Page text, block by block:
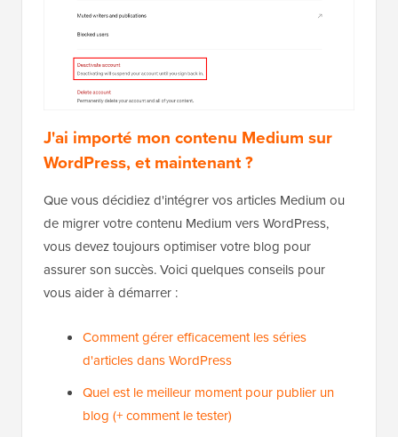
J'ai importé mon contenu Medium sur
WordPress, et maintenant ?
Que vous décidiez d'intégrer vos articles Medium ou
de migrer votre contenu Medium vers WordPress,
vous devez toujours optimiser votre blog pour
assurer son succès. Voici quelques conseils pour
vous aider à démarrer :
Comment gérer efficacement les séries
d'articles dans WordPress
Quel est le meilleur moment pour publier un
blog (+ comment le tester)